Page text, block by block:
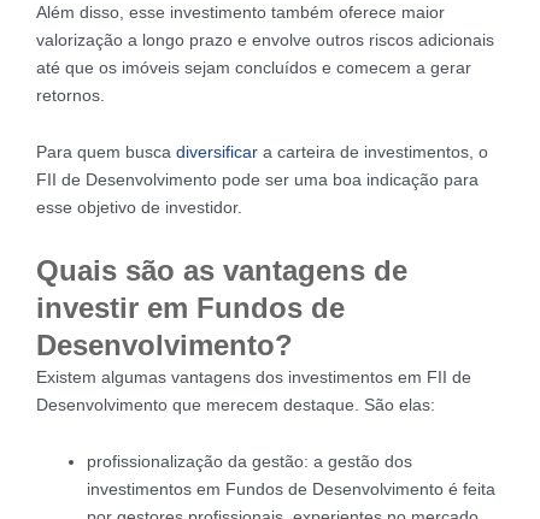
Além disso, esse investimento também oferece maior
valorização a longo prazo e envolve outros riscos adicionais
até que os imóveis sejam concluídos e comecem a gerar
retornos.
Para quem busca diversificar a carteira de investimentos, o
FII de Desenvolvimento pode ser uma boa indicação para
esse objetivo de investidor.
Quais são as vantagens de
investir em Fundos de
Desenvolvimento?
Existem algumas vantagens dos investimentos em FII de
Desenvolvimento que merecem destaque. São elas:
profissionalização da gestão: a gestão dos
investimentos em Fundos de Desenvolvimento é feita